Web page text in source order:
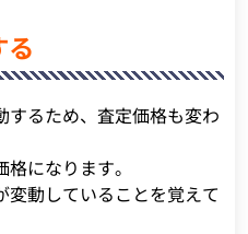
するため、査定価格も変わ
になります。
動していることを覚えて